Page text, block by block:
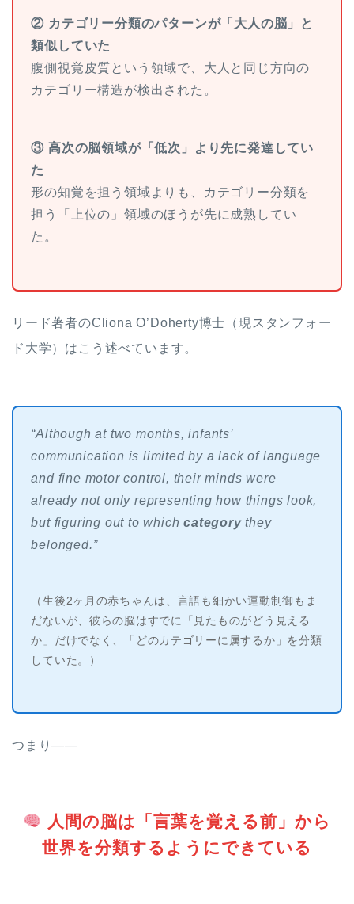
② カテゴリー分類のパターンが「大人の脳」と
類似していた
腹側視覚皮質という領域で、大人と同じ方向の
カテゴリー構造が検出された。
③ 高次の脳領域が「低次」より先に発達してい
た
形の知覚を担う領域よりも、カテゴリー分類を
担う「上位の」領域のほうが先に成熟してい
た。
リード著者のCliona O’Doherty博士（現スタンフォー
ド大学）はこう述べています。
“Although at two months, infants’
communication is limited by a lack of language
and fine motor control, their minds were
already not only representing how things look,
but figuring out to whichcategorythey
belonged.”
（生後2ヶ月の赤ちゃんは、言語も細かい運動制御もま
だないが、彼らの脳はすでに「見たものがどう見える
か」だけでなく、「どのカテゴリーに属するか」を分類
していた。）
つまり——
人間の脳は「言葉を覚える前」から
世界を分類するようにできている